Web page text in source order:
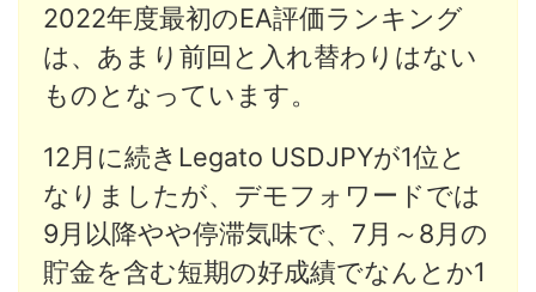
2022年度最初のEA評価ランキング
は、あまり前回と入れ替わりはない
ものとなっています。
12月に続きLegato USDJPYが1位と
なりましたが、デモフォワードでは
9月以降やや停滞気味で、7月～8月の
貯金を含む短期の好成績でなんとか1